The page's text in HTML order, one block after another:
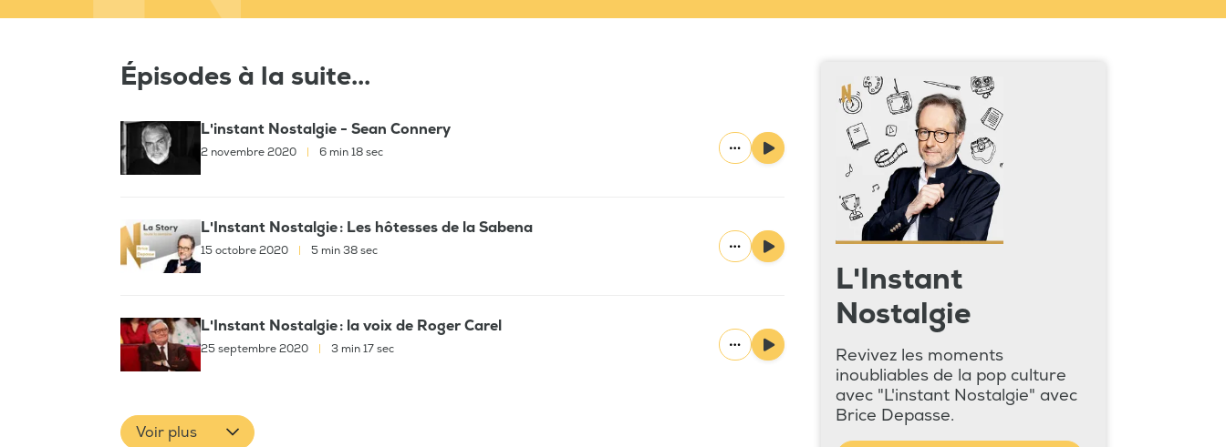
Épisodes à la suite...
L'instant Nostalgie - Sean Connery
2 novembre 2020 | 6 min 18 sec
L'Instant Nostalgie : Les hôtesses de la Sabena
15 octobre 2020 | 5 min 38 sec
L'Instant Nostalgie : la voix de Roger Carel
25 septembre 2020 | 3 min 17 sec
Voir plus
L'Instant
Nostalgie
Revivez les moments
inoubliables de la pop culture
avec "L'instant Nostalgie" avec
Brice Depasse.